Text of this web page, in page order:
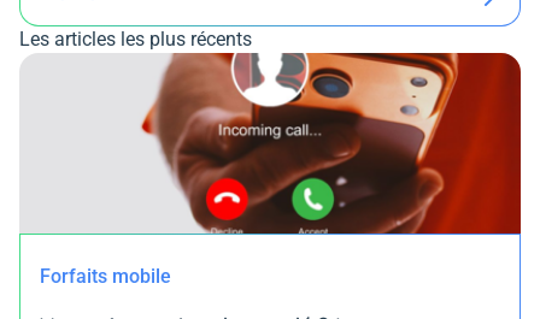
Les articles les plus récents
Forfaits mobile